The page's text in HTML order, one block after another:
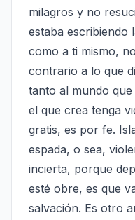
milagros y no
estaba escribiendo
como a ti mismo,
contrario a lo que
tanto al mundo
el que crea tenga
gratis, es por fe.
espada, o sea,
incierta, porque
esté obre, es que
salvación. Es otro